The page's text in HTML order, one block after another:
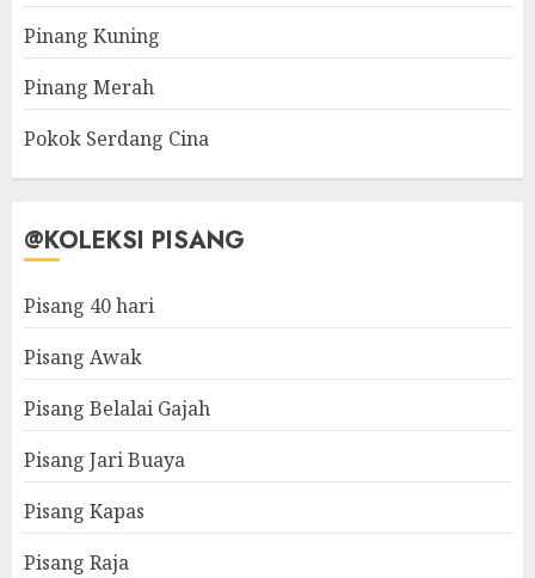
Pinang Kuning
Pinang Merah
Pokok Serdang Cina
@KOLEKSI PISANG
Pisang 40 hari
Pisang Awak
Pisang Belalai Gajah
Pisang Jari Buaya
Pisang Kapas
Pisang Raja